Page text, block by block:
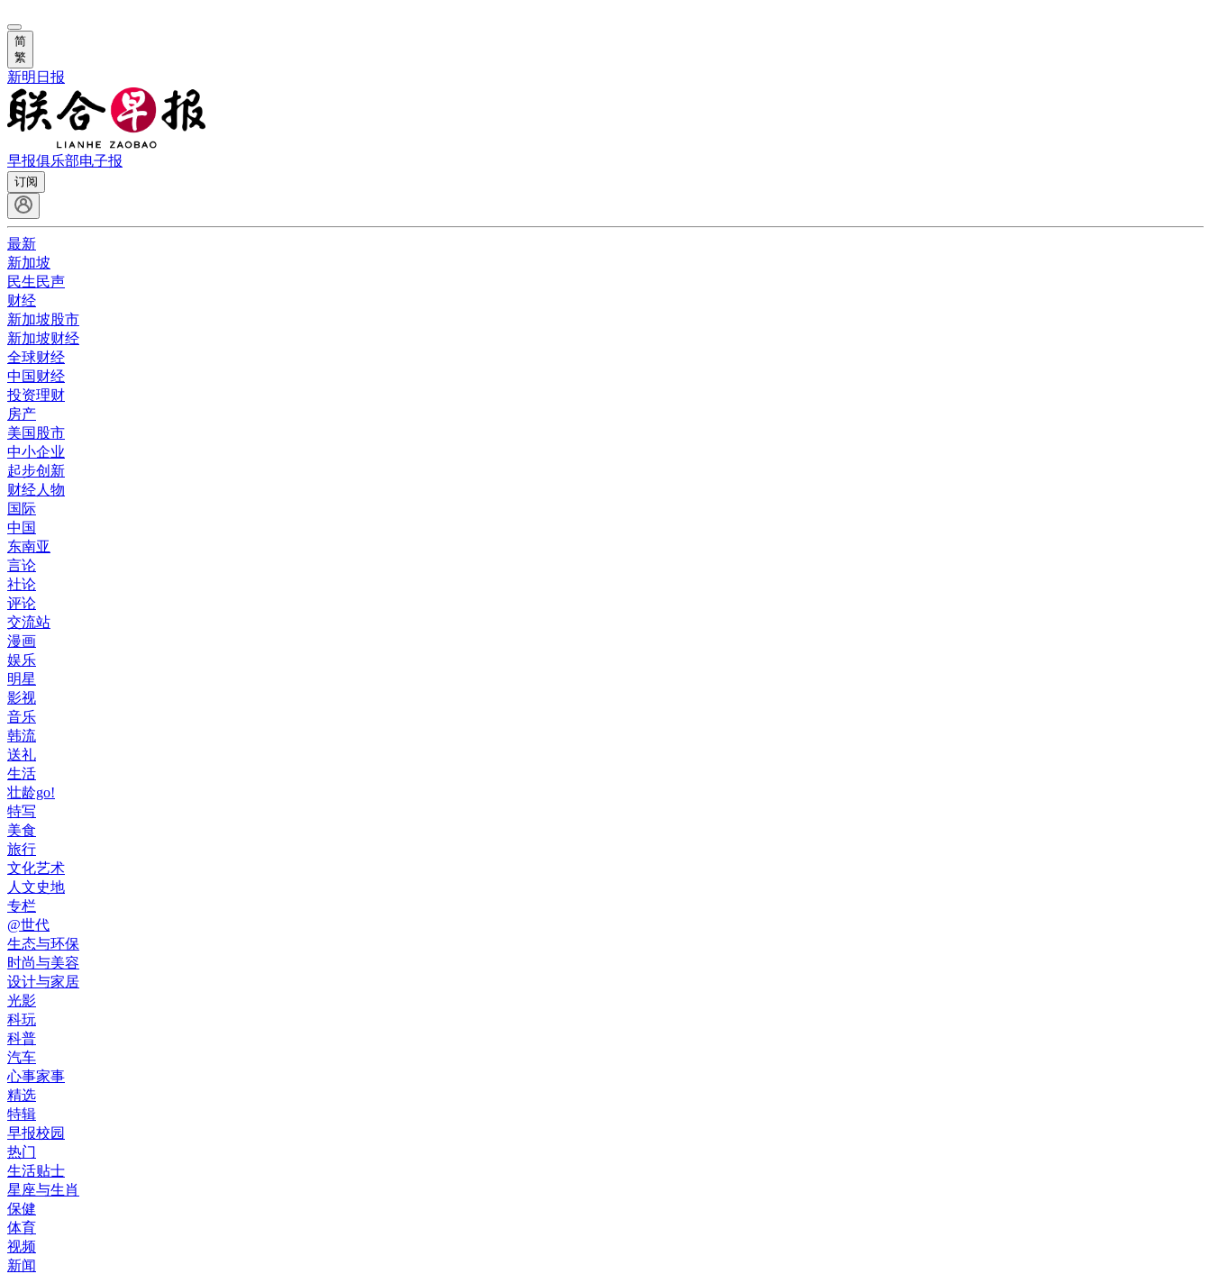
简
繁
新明日报
早报俱乐部电子报
订阅
最新
新加坡
民生民声
财经
新加坡股市
新加坡财经
全球财经
中国财经
投资理财
房产
美国股市
中小企业
起步创新
财经人物
国际
中国
东南亚
言论
社论
评论
交流站
漫画
娱乐
明星
影视
音乐
韩流
送礼
生活
壮龄go!
特写
美食
旅行
文化艺术
人文史地
专栏
@世代
生态与环保
时尚与美容
设计与家居
光影
科玩
科普
汽车
心事家事
精选
特辑
早报校园
热门
生活贴士
星座与生肖
保健
体育
视频
新闻